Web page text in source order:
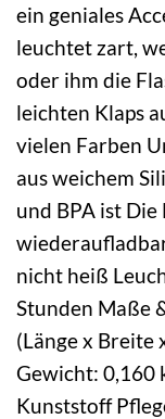
ein geniales
leuchtet zart,
oder ihm die
leichten Klaps
vielen Farben
aus weichem
und BPA ist
nicht heiß
Stunden Maße
(Länge x Breite
Gewicht: 0,160
Kunststoff